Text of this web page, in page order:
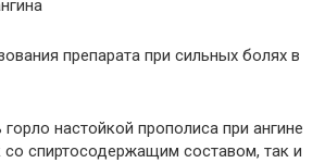
препарата при сильных болях в
настойкой прополиса при ангине
спиртосодержащим составом, так и